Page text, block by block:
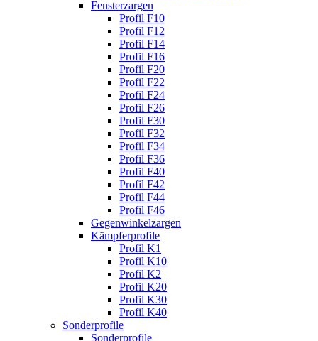
Fensterzargen
Profil F10
Profil F12
Profil F14
Profil F16
Profil F20
Profil F22
Profil F24
Profil F26
Profil F30
Profil F32
Profil F34
Profil F36
Profil F40
Profil F42
Profil F44
Profil F46
Gegenwinkelzargen
Kämpferprofile
Profil K1
Profil K10
Profil K2
Profil K20
Profil K30
Profil K40
Sonderprofile
Sonderprofile